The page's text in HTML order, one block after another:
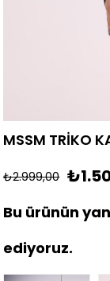
MSSM TRİKO
₺2.999,00
Bu ürünün
ediyoruz.